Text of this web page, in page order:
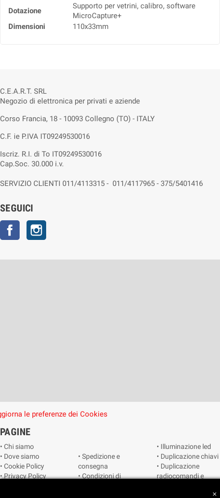
Dotazione
Supporto per vetrini, calibro, software
MicroCapture+
Dimensioni
110x33mm
C.E.A.R.T. SRL
Negozio di elettronica per privati e aziende
Corso Francia, 18 - 10093 Collegno (TO) - ITALY
C.F. ie P.IVA IT09249530016
Iscriz. R.I. di To IT09249530016
Cap.Soc. 30.000 i.v.
SERVIZIO CLIENTI 011/4113315 - 011/4117965 - 375/5401416
SEGUICI
Facebook
le preferenze dei Cookies
PAGINE
• Chi siamo
• Dove siamo
• Cookie Policy
• Privacy Policy
• Spedizione e
consegna
• Condizioni di
• Illuminazione led
• Duplicazione chiavi
• Duplicazione
radiocomandi e
close